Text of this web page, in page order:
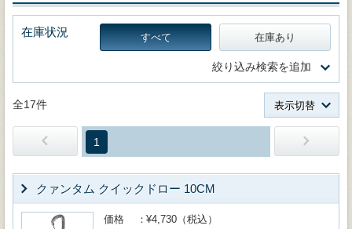
在庫状況 すべて 在庫あり
絞り込み検索を追加
全17件 表示切替
1
クァンタム クイックドロー 10CM
価格
¥4,730（税込）